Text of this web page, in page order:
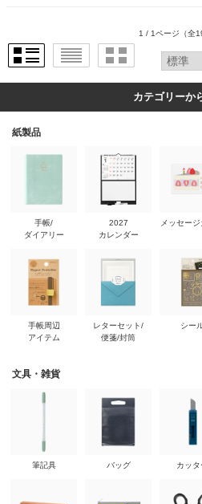
1 / 1ページ （全
カテゴリーか
紙製品
手帳/
ダイアリー
手帳周辺
アイテム
2027
カレンダー
レターセット/
便箋/封筒
メッセー
シー
文具・雑貨
筆記具 バッグ カッタ